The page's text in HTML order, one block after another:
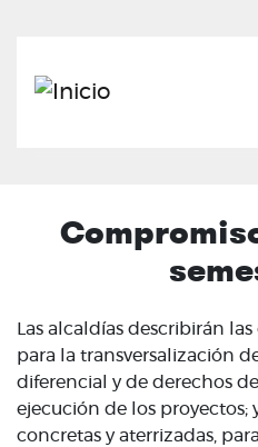
Las alcaldías describirán
para la transversalización
diferencial y de derechos
ejecución de los proyectos;
concretas y aterrizadas,